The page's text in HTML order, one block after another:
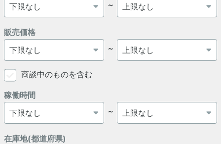
～
販売価格
～
商談中のものを含む
稼働時間
～
在庫地(都道府県)